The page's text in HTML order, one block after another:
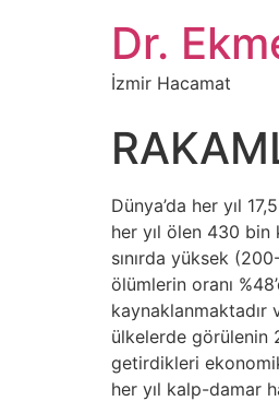
Dr.
İzmir Hacamat
Dünya’da her yıl
her yıl ölen 430 bin
sınırda yüksek
ölümlerin oranı
kaynaklanmaktadır
ülkelerde görülenin
getirdikleri
her yıl kalp-damar